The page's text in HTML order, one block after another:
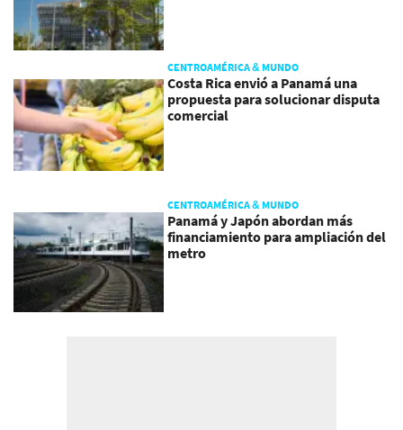
CENTROAMÉRICA & MUNDO
Costa Rica envió a Panamá una
propuesta para solucionar disputa
comercial
CENTROAMÉRICA & MUNDO
Panamá y Japón abordan más
financiamiento para ampliación del
metro